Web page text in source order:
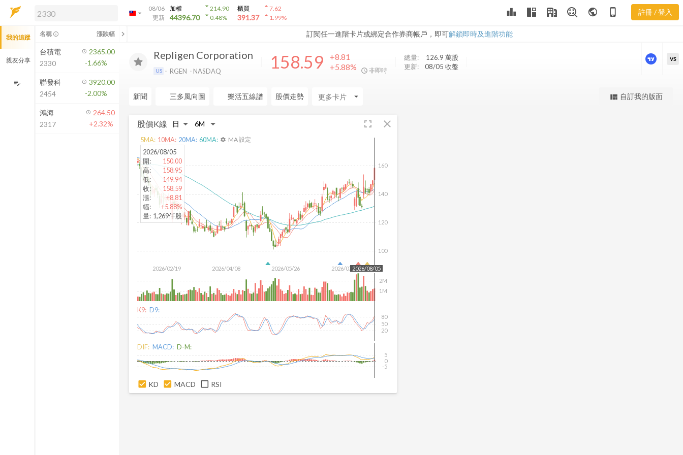
arrow_drop_down
08/06
更新
加權
44396.70
arrow_drop_down214.90
arrow_drop_down0.48%
櫃買
391.37
arrow_drop_up7.62
arrow_drop_up1.99% leaderboard public phone_iphone 註冊 / 登入
訂閱任一進階卡片或綁定合作券商帳戶，即可解鎖即時及進階功能
解鎖即時行情及進階功能
方案」，即可解鎖以下功能：
即時行情
即時市況與排行
成交金額熱力圖
前往方案訂閱
如何綁定合作券商
線
Repligen Corporation
US RGEN NASDAQ 158.59
+8.81
+5.88%
非即時
總量: 126.9 萬股
更新:
08/05 收盤
更強大的進階價量圖表
VS
新聞 三多風向圖 樂活五線譜 股價走勢 arrow_drop_down view_quilt 自訂我的版面
股價K線 fullscreen close
2026/02/19 2026/04/08 2026/05/26 2026/07/14
100
120
140
160
2026/08/05
1M
2M
2026/08/05
開:
150.00
高:
158.95
低:
149.94
收:
158.59
漲:
+8.81
幅:
+5.88%
量: 1,269仟股
5MA: 10MA: 20MA: 60MA: settings MA 設定
K9: D9:
20
50
80
DIF: MACD: D-M:
-5
0
5
KD MACD RSI
我的追蹤
親友分享
edit_note
名稱 info_outline 漲跌幅 chevron_left
台積電
2330
2365.00
-1.66%
聯發科
2454
3920.00
-2.00%
鴻海
2317
264.50
+2.32%